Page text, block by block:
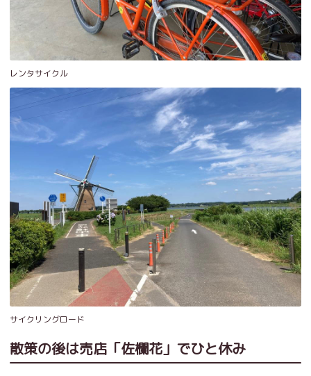
レンタサイクル
サイクリングロード
散策の後は売店「佐欄花」でひと休み